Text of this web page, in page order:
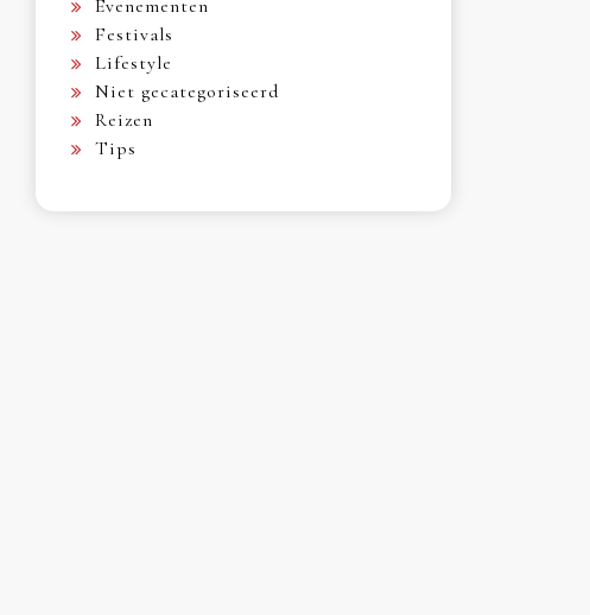
Evenementen
Festivals
Lifestyle
Niet gecategoriseerd
Reizen
Tips